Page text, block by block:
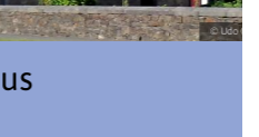
© Udo Casel